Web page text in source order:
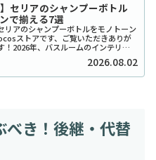
】セリアのシャンプーボトル
で揃える7選
リアのシャンプーボトルをモノトーン
ストアです、ご覧いただきありが
！2026年、バスルームのインテリア
げたいと考えているあなたに、セリア
トル（モノトーン）はまさに救...
2026.08.02
き！後継・代替